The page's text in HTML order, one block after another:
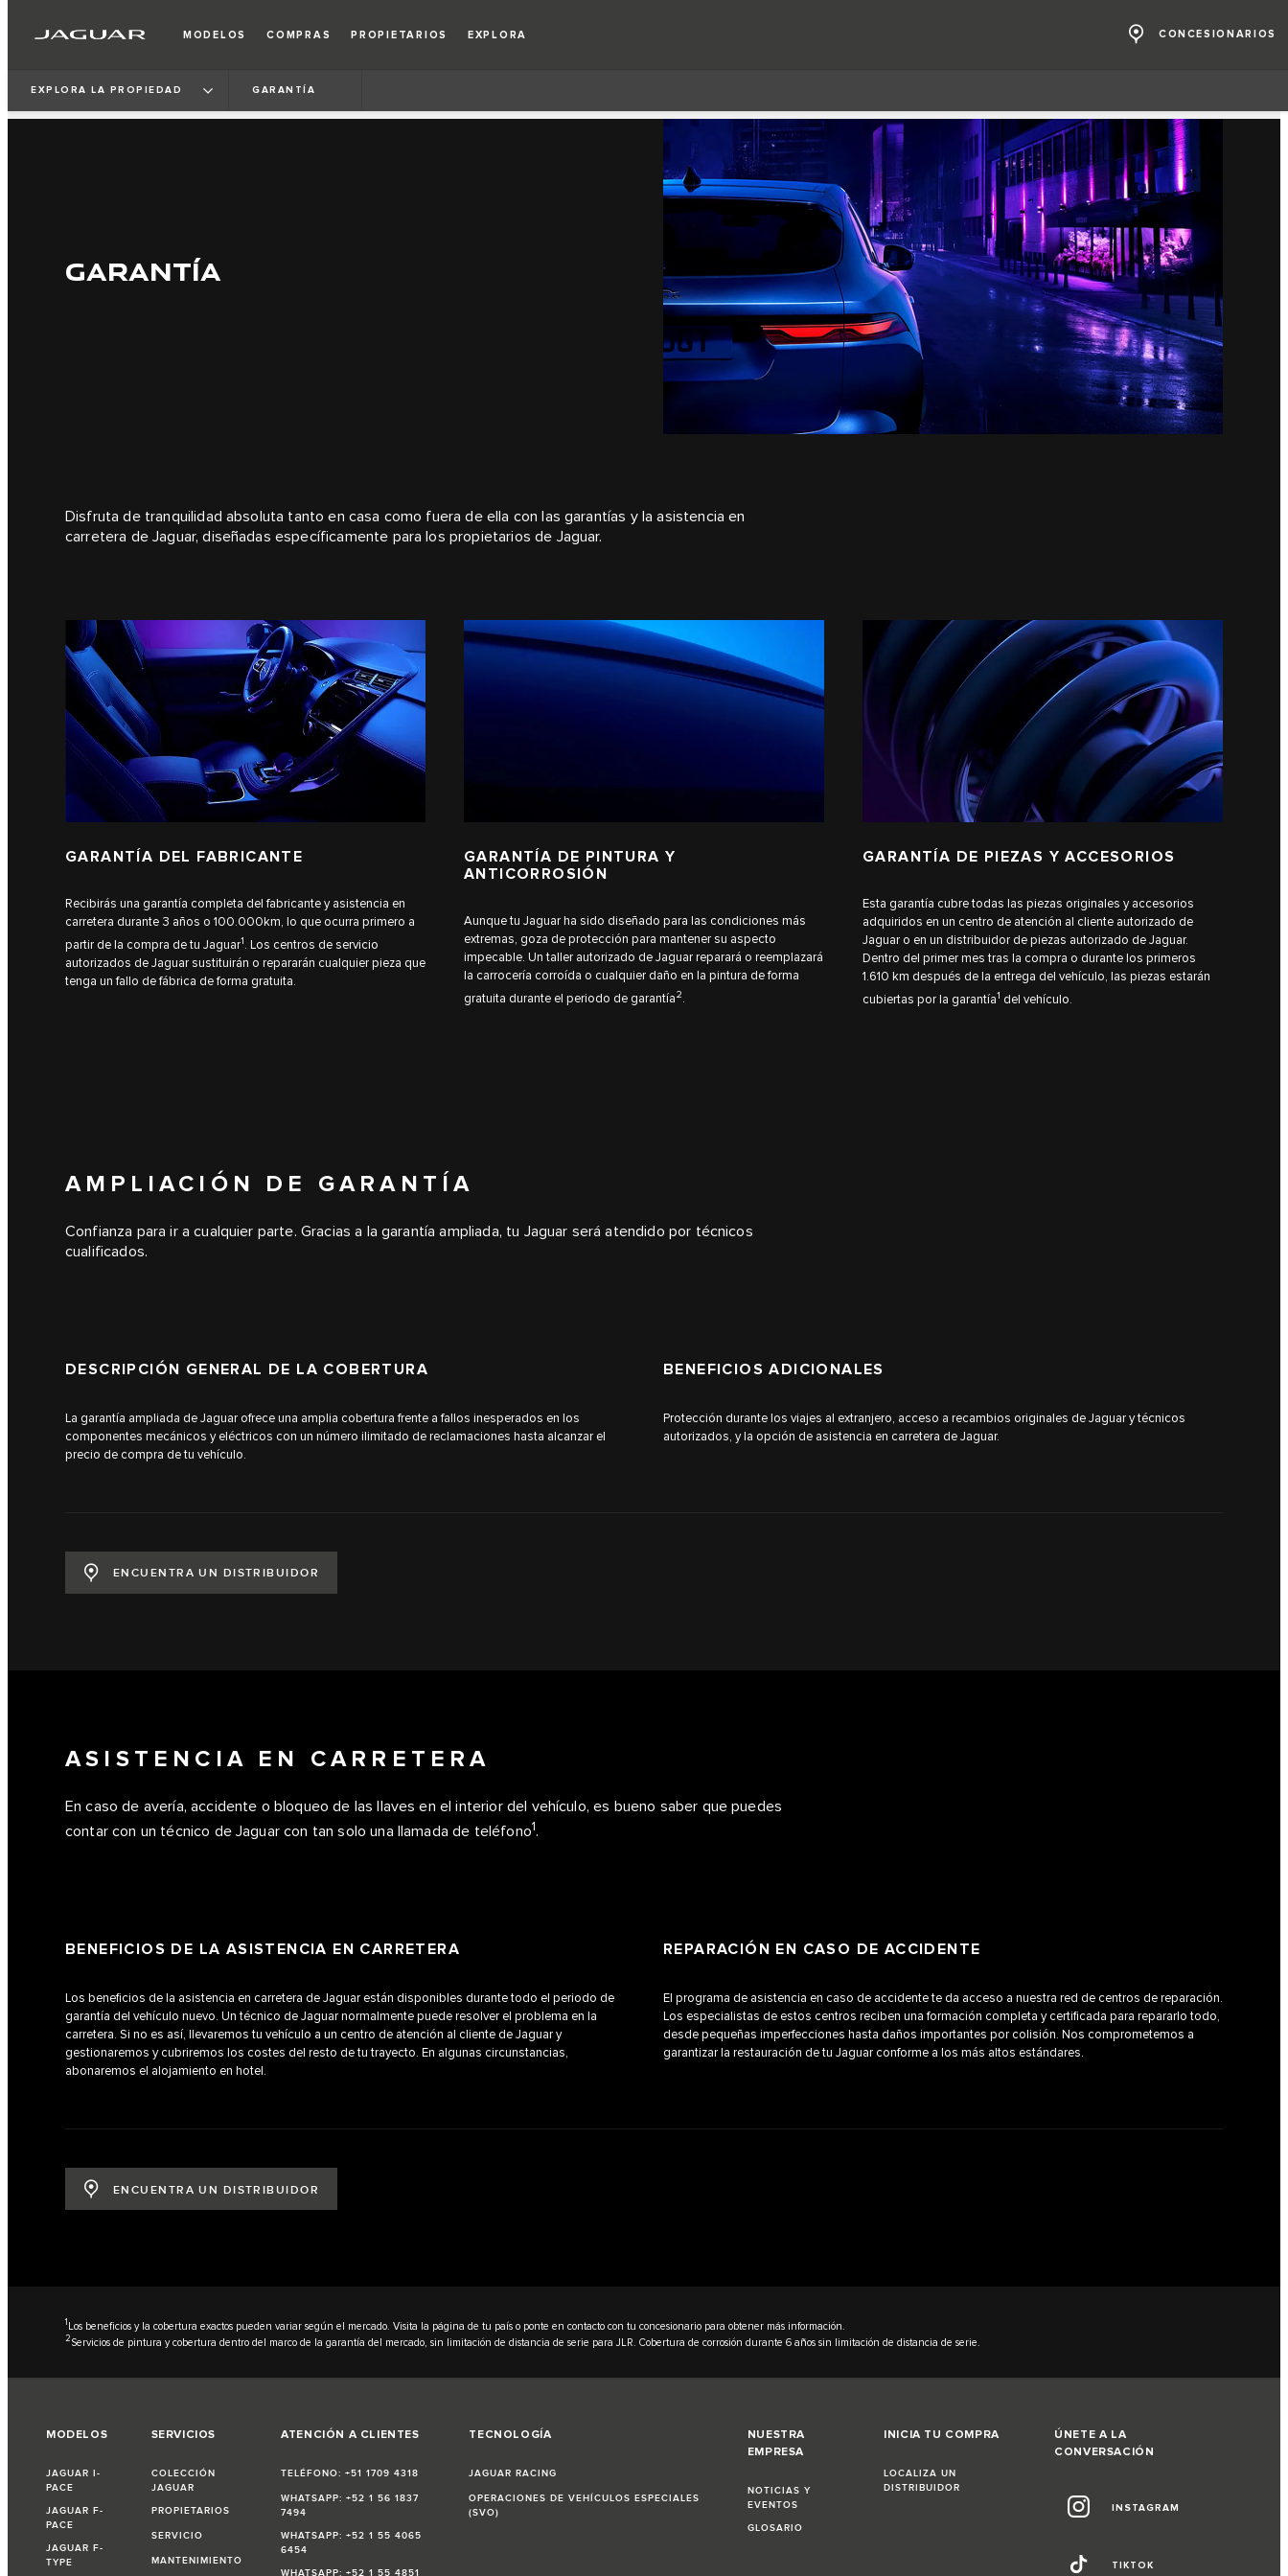
MODELOS COMPRAS PROPIETARIOS EXPLORA CONCESIONARIOS
EXPLORA LA PROPIEDAD GARANTÍA
GARANTÍA
Disfruta de tranquilidad absoluta tanto en casa como fuera de ella con las garantías y la asistencia en
carretera de Jaguar, diseñadas específicamente para los propietarios de Jaguar.
GARANTÍA DEL FABRICANTE
Recibirás una garantía completa del fabricante y asistencia en
carretera durante 3 años o 100.000km, lo que ocurra primero a
partir de la compra de tu Jaguar1. Los centros de servicio
autorizados de Jaguar sustituirán o repararán cualquier pieza que
tenga un fallo de fábrica de forma gratuita.
GARANTÍA DE PINTURA Y
ANTICORROSIÓN
Aunque tu Jaguar ha sido diseñado para las condiciones más
extremas, goza de protección para mantener su aspecto
impecable. Un taller autorizado de Jaguar reparará o reemplazará
la carrocería corroída o cualquier daño en la pintura de forma
gratuita durante el periodo de garantía2.
GARANTÍA DE PIEZAS Y ACCESORIOS
Esta garantía cubre todas las piezas originales y accesorios
adquiridos en un centro de atención al cliente autorizado de
Jaguar o en un distribuidor de piezas autorizado de Jaguar.
Dentro del primer mes tras la compra o durante los primeros
1.610 km después de la entrega del vehículo, las piezas estarán
cubiertas por la garantía1 del vehículo.
AMPLIACIÓN DE GARANTÍA
Confianza para ir a cualquier parte. Gracias a la garantía ampliada, tu Jaguar será atendido por técnicos
cualificados.
DESCRIPCIÓN GENERAL DE LA COBERTURA
La garantía ampliada de Jaguar ofrece una amplia cobertura frente a fallos inesperados en los
componentes mecánicos y eléctricos con un número ilimitado de reclamaciones hasta alcanzar el
precio de compra de tu vehículo.
BENEFICIOS ADICIONALES
Protección durante los viajes al extranjero, acceso a recambios originales de Jaguar y técnicos
autorizados, y la opción de asistencia en carretera de Jaguar.
ENCUENTRA UN DISTRIBUIDOR
ASISTENCIA EN CARRETERA
En caso de avería, accidente o bloqueo de las llaves en el interior del vehículo, es bueno saber que puedes
contar con un técnico de Jaguar con tan solo una llamada de teléfono1.
BENEFICIOS DE LA ASISTENCIA EN CARRETERA
Los beneficios de la asistencia en carretera de Jaguar están disponibles durante todo el periodo de
garantía del vehículo nuevo. Un técnico de Jaguar normalmente puede resolver el problema en la
carretera. Si no es así, llevaremos tu vehículo a un centro de atención al cliente de Jaguar y
gestionaremos y cubriremos los costes del resto de tu trayecto. En algunas circunstancias,
abonaremos el alojamiento en hotel.
REPARACIÓN EN CASO DE ACCIDENTE
El programa de asistencia en caso de accidente te da acceso a nuestra red de centros de reparación.
Los especialistas de estos centros reciben una formación completa y certificada para repararlo todo,
desde pequeñas imperfecciones hasta daños importantes por colisión. Nos comprometemos a
garantizar la restauración de tu Jaguar conforme a los más altos estándares.
ENCUENTRA UN DISTRIBUIDOR
1 Los beneficios y la cobertura exactos pueden variar según el mercado. Visita la página de tu país o ponte en contacto con tu concesionario para obtener más información.
2Servicios de pintura y cobertura dentro del marco de la garantía del mercado, sin limitación de distancia de serie para JLR. Cobertura de corrosión durante 6 años sin limitación de distancia de serie.
MODELOS
JAGUAR I-
PACE
JAGUAR F-
PACE
JAGUAR F-
TYPE
SERVICIOS
COLECCIÓN
JAGUAR
PROPIETARIOS
SERVICIO
MANTENIMIENTO
ATENCIÓN A CLIENTES
TELÉFONO: +51 1709 4318
WHATSAPP: +52 1 56 1837
7494
WHATSAPP: +52 1 55 4065
6454
WHATSAPP: +52 1 55 4851
TECNOLOGÍA
JAGUAR RACING
OPERACIONES DE VEHÍCULOS ESPECIALES
(SVO)
NUESTRA
EMPRESA
NOTICIAS Y
EVENTOS
GLOSARIO
INICIA TU COMPRA
LOCALIZA UN
DISTRIBUIDOR
ÚNETE A LA
CONVERSACIÓN
INSTAGRAM
TIKTOK